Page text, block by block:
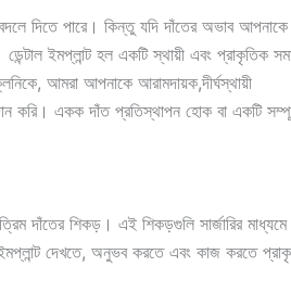
দিতে পারে। কিন্তু যদি দাঁতের অভাব আপনাকে
ইমপ্লান্ট হল একটি স্থায়ী এবং প্রাকৃতিক
আমরা আপনাকে আরামদায়ক,দীর্ঘস্থায়ী
করি। একক দাঁত প্রতিস্থাপন হোক বা একটি
কৃত্রিম দাঁতের শিকড়। এই শিকড়গুলি সার্জারির
দেখতে, অনুভব করতে এবং কাজ করতে